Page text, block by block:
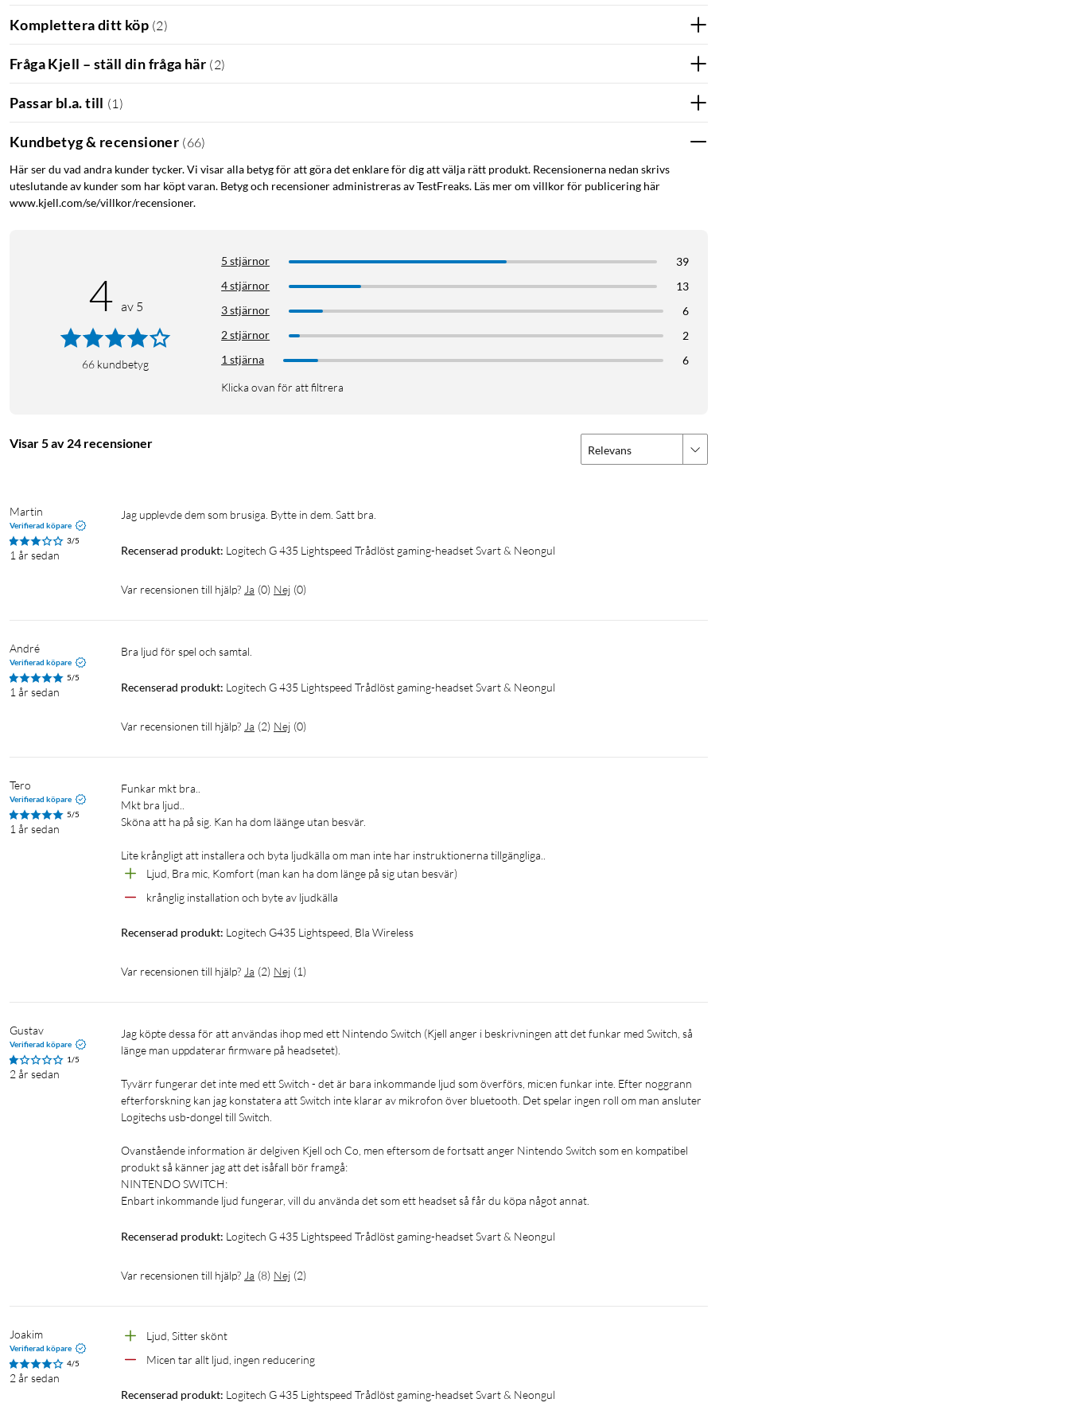
Nintendo Switch
För att använda Logitech G435 via Bluetooth med ett Nintendo Switch krävs mjukvaran 3.0.1.81 eller senare. Anslut hörlurarna
med en USB-kabel till datorn och anslut även den trådlösa sändaren till en USB-port. För drivrutiner, följ
OBS: Nintendo Switch har ej stöd för användningen av mikrofonen.
Komplettera ditt köp (2)
Fråga Kjell – ställ din fråga här (2)
Passar bl.a. till (1 )
Kundbetyg & recensioner (66)
Här ser du vad andra kunder tycker. Vi visar alla betyg för att göra det enklare för dig att välja rätt produkt. Recensionerna nedan skrivs
uteslutande av kunder som har köpt varan. Betyg och recensioner administreras av TestFreaks. Läs mer om villkor för publicering här
www.kjell.com/se/villkor/recensioner.
4 av 5
66 kundbetyg
5 stjärnor
39
4 stjärnor
13
3 stjärnor
6
2 stjärnor
2
1 stjärna
6
Klicka ovan för att filtrera
Visar 5 av 24 recensioner Relevans
Martin
Verifierad köpare
3/5
1 år sedan
Jag upplevde dem som brusiga. Bytte in dem. Satt bra.
Recenserad produkt: Logitech G 435 Lightspeed Trådlöst gaming-headset Svart & Neongul
Var recensionen till hjälp? Ja (0) Nej (0)
André
Verifierad köpare
5/5
1 år sedan
Bra ljud för spel och samtal.
Recenserad produkt: Logitech G 435 Lightspeed Trådlöst gaming-headset Svart & Neongul
Var recensionen till hjälp? Ja (2) Nej (0)
Tero
Verifierad köpare
5/5
1 år sedan
Funkar mkt bra..
Mkt bra ljud..
Sköna att ha på sig. Kan ha dom läänge utan besvär.
Lite krångligt att installera och byta ljudkälla om man inte har instruktionerna tillgängliga..
Ljud, Bra mic, Komfort (man kan ha dom länge på sig utan besvär)
krånglig installation och byte av ljudkälla
Recenserad produkt: Logitech G435 Lightspeed, Bla Wireless
Var recensionen till hjälp? Ja (2) Nej (1)
Gustav
Verifierad köpare
1/5
2 år sedan
Jag köpte dessa för att användas ihop med ett Nintendo Switch (Kjell anger i beskrivningen att det funkar med Switch, så
länge man uppdaterar firmware på headsetet).
Tyvärr fungerar det inte med ett Switch - det är bara inkommande ljud som överförs, mic:en funkar inte. Efter noggrann
efterforskning kan jag konstatera att Switch inte klarar av mikrofon över bluetooth. Det spelar ingen roll om man ansluter
Logitechs usb-dongel till Switch.
Ovanstående information är delgiven Kjell och Co, men eftersom de fortsatt anger Nintendo Switch som en kompatibel
produkt så känner jag att det isåfall bör framgå:
NINTENDO SWITCH:
Enbart inkommande ljud fungerar, vill du använda det som ett headset så får du köpa något annat.
Recenserad produkt: Logitech G 435 Lightspeed Trådlöst gaming-headset Svart & Neongul
Var recensionen till hjälp? Ja (8) Nej (2)
Joakim
Verifierad köpare
4/5
2 år sedan
Ljud, Sitter skönt
Micen tar allt ljud, ingen reducering
Recenserad produkt: Logitech G 435 Lightspeed Trådlöst gaming-headset Svart & Neongul